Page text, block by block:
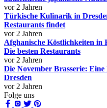
vor 2 Jahren
Türkische Kulinarik in
Restaurants findet
vor 2 Jahren
Afghanische Köstlichkeiten in
Die besten Restaurants
vor 2 Jahren
Die November Brasserie:
Dresden
vor 2 Jahren
Folge uns